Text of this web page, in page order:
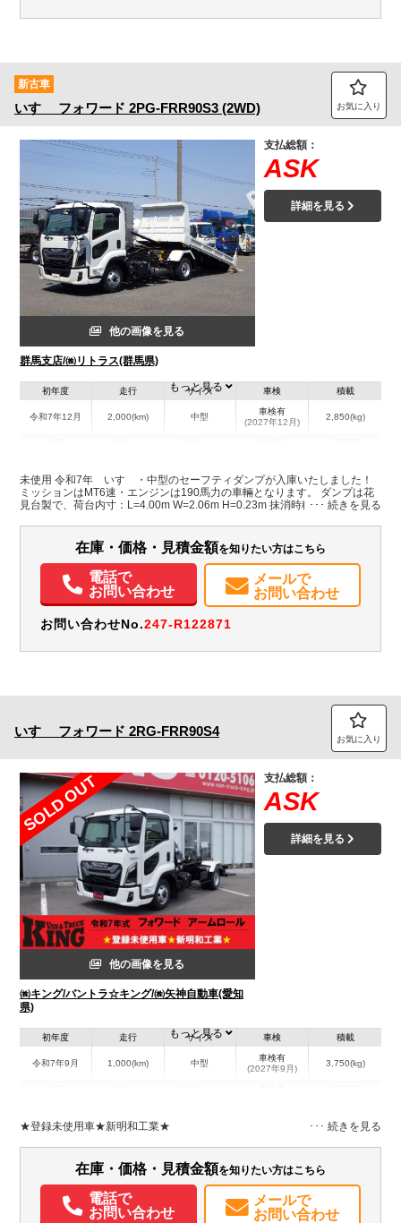
新古車
いすゞ フォワード 2PG-FRR90S3 (2WD) お気に入り
他の画像を見る
群馬支店/㈱リトラス(群馬県)
支払総額：
ASK
詳細を見る
初年度
令和7年12月
走行
2,000(km)
サイズ
中型
車検
車検有
(2027年12月)
積載
2,850(kg)
群馬県
W:2,060
H:230
W:2,200
H:2,500
無
パワステ パワーウィンドウ ABS エアバッグ
電動格納ミラー
ETC
バックモニター
もっと見る
未使用 令和7年 いすゞ・中型のセーフティダンプが入庫いたしました！
ミッションはMT6速・エンジンは190馬力の車輛となります。 ダンプは花
見台製で、荷台内寸：L=4.00m W=2.06m H=0.23m 抹消時積載は2,850㎏
を載せるのに最適です♪ ぜひお問合せ下さい！
在庫・価格・見積金額を知りたい方はこちら
電話で
お問い合わせ
メールで
お問い合わせ
お問い合わせNo.247-R122871
いすゞ フォワード 2RG-FRR90S4 お気に入り
SOLD OUT
他の画像を見る
㈱キング/バントラ☆キング/㈱矢神自動車(愛知
県)
支払総額：
ASK
詳細を見る
初年度
令和7年9月
走行
1,000(km)
サイズ
中型
車検
車検有
(2027年9月)
積載
3,750(kg)
愛知県 - 無
装備情報
エアコン パワステ パワーウィンドウ
もっと見る
★登録未使用車★新明和工業★
在庫・価格・見積金額を知りたい方はこちら
電話で
お問い合わせ
メールで
お問い合わせ